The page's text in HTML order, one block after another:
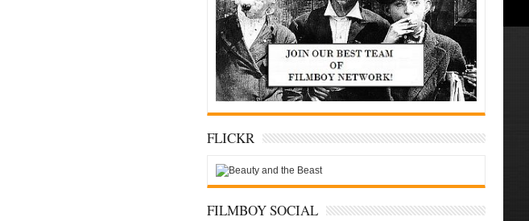
FLICKR
FILMBOY SOCIAL